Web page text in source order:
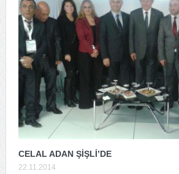
CELAL ADAN ŞİŞLİ’DE
22.11.2014